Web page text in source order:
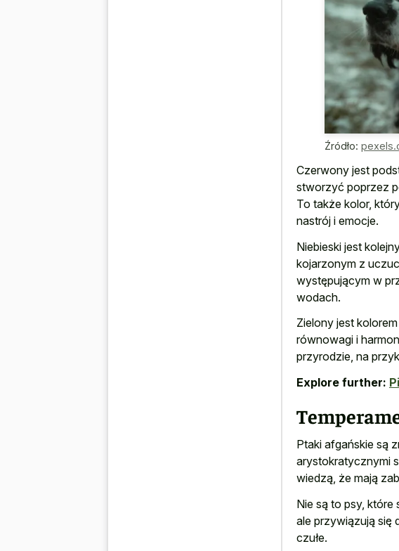
Źródło:
Czerwony jest
stworzyć poprzez
To także kolor,
nastrój i emocje.
Niebieski jest
kojarzonym z
występującym w
wodach.
Zielony jest
równowagi i
przyrodzie, na
Explore further:
Ptaki afgańskie są
arystokratycznymi
wiedzą, że mają
Nie są to psy, które
ale przywiązują się
czułe.